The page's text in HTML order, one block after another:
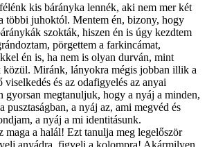
kis bárányka lennék, aki nem mer két
többi juhoktól. Mentem én, bizony, hogy
szokták, hiszen én is úgy kezdtem
pörgettem a farkincámat,
én is, ha nem is olyan durván, mint
közül. Miránk, lányokra mégis jobban illik a
és az odafigyelés az anyai
gyorsan megtanuljuk, hogy a nyáj a minden,
pusztaságban, a nyáj az, ami megvéd és
a nyáj a mi identitásunk.
maga a halál! Ezt tanulja meg legelőször
anyádra, figyelj a kolompra! Akármilyen